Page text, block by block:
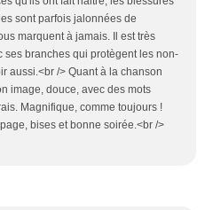
sont parfois jalonnées de
marquent à jamais. Il est très
ses branches qui protègent les non-
aussi.<br /> Quant à la chanson
image, douce, avec des mots
Magnifique, comme toujours !
bises et bonne soirée.<br />